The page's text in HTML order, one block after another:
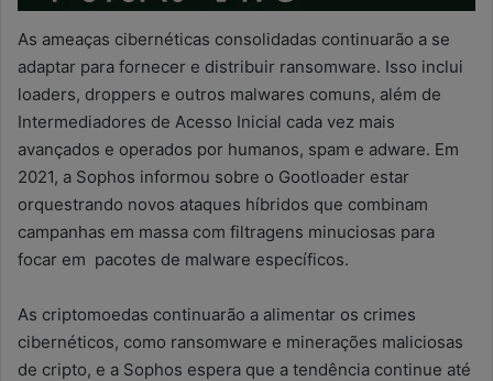
As ameaças cibernéticas consolidadas continuarão a se
adaptar para fornecer e distribuir ransomware. Isso inclui
loaders, droppers e outros malwares comuns, além de
Intermediadores de Acesso Inicial cada vez mais
avançados e operados por humanos, spam e adware. Em
2021, a Sophos informou sobre o Gootloader estar
orquestrando novos ataques híbridos que combinam
campanhas em massa com filtragens minuciosas para
focar em pacotes de malware específicos.
As criptomoedas continuarão a alimentar os crimes
cibernéticos, como ransomware e minerações maliciosas
de cripto, e a Sophos espera que a tendência continue até